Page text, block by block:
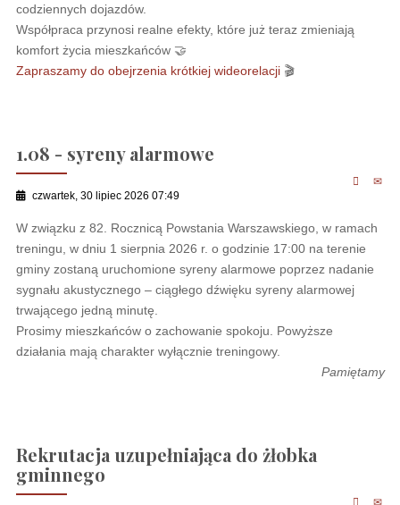
codziennych dojazdów.
Współpraca przynosi realne efekty, które już teraz zmieniają
komfort życia mieszkańców 🤝
Zapraszamy do obejrzenia krótkiej wideorelacji🎬
1.08 - syreny alarmowe
czwartek, 30 lipiec 2026 07:49
W związku z 82. Rocznicą Powstania Warszawskiego, w ramach
treningu, w dniu 1 sierpnia 2026 r. o godzinie 17:00 na terenie
gminy zostaną uruchomione syreny alarmowe poprzez nadanie
sygnału akustycznego – ciągłego dźwięku syreny alarmowej
trwającego jedną minutę.
Prosimy mieszkańców o zachowanie spokoju. Powyższe
działania mają charakter wyłącznie treningowy.
Pamiętamy
Rekrutacja uzupełniająca do żłobka
gminnego